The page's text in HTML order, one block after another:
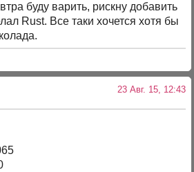
буду варить, рискну добавить
Rust. Все таки хочется хотя бы
23 Авг. 15, 12:43